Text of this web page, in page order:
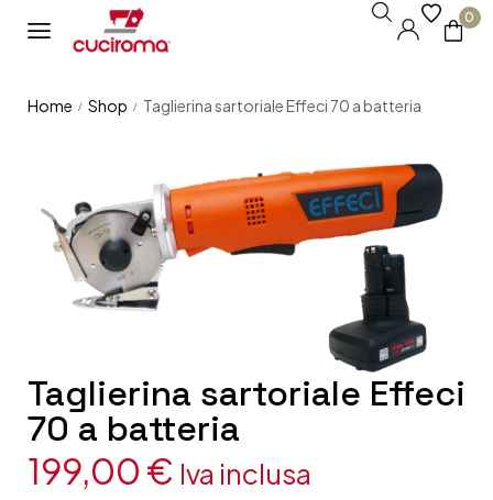
0
Home / Shop / Taglierina sartoriale Effeci 70 a batteria
Taglierina sartoriale Effeci
70 a batteria
199,00 € Iva inclusa